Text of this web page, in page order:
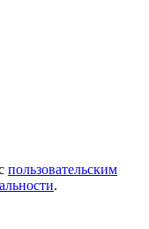
пользовательским
.